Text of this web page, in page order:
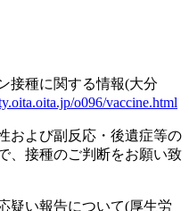
接種に関する情報(大分
o096/vaccine.html
および副反応・後遺症等の
、接種のご判断をお願い致
疑い報告について(厚生労